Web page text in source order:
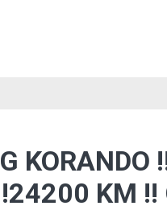
KORANDO
KM !!